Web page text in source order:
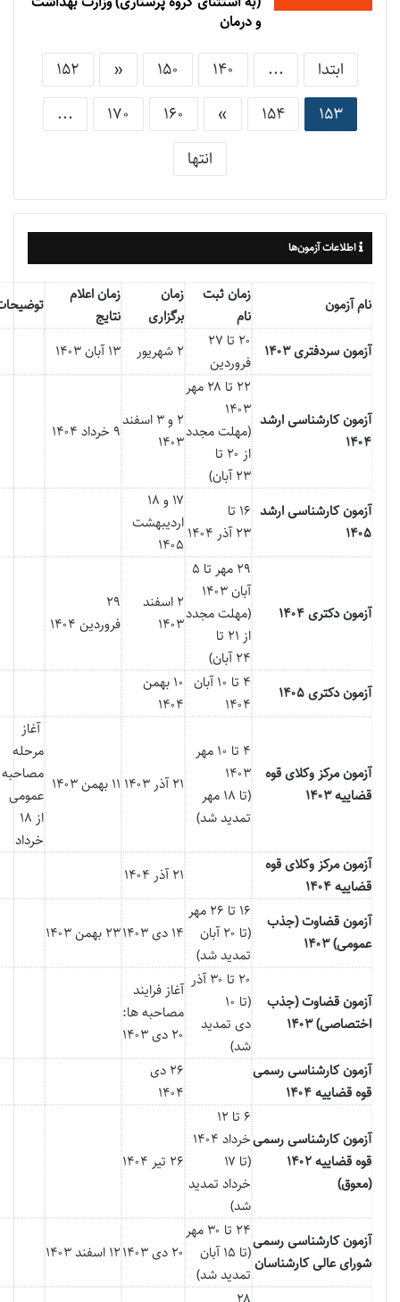
و درمان
ابتدا ...
140
150
«
152
153
154
»
160
170
...
انتها
اطلاعات آزمون‌ها
نام آزمون
زمان ثبت
نام
زمان
برگزاری
زمان اعلام
نتایج
آزمون سردفتری ۱۴۰۳
۲۰ تا ۲۷
فروردین
۲ شهریور ۱۳ آبان ۱۴۰۳
آزمون کارشناسی ارشد
۱۴۰۴
۲۲ تا ۲۸ مهر
۱۴۰۳
(مهلت مجدد
از ۲۰ تا
۲۳ آبان)
۲ و ۳ اسفند
۱۴۰۳
۹ خرداد ۱۴۰۴
آزمون کارشناسی ارشد
۱۴۰۵
۱۶ تا
۲۳ آذر ۱۴۰۴
۱۷ و ۱۸
اردیبهشت
۱۴۰۵
آزمون دکتری ۱۴۰۴
۲۹ مهر تا ۵
آبان ۱۴۰۳
(مهلت مجدد
از ۲۱ تا
۲۴ آبان)
۲ اسفند
۱۴۰۳
۲۹
فروردین ۱۴۰۴
آزمون دکتری ۱۴۰۵
۴ تا ۱۰ آبان
۱۴۰۴
۱۰ بهمن
۱۴۰۴
آزمون مرکز وکلای قوه
قضاییه ۱۴۰۳
۴ تا ۱۰ مهر
۱۴۰۳
(تا ۱۸ مهر
تمدید شد)
۲۱ آذر ۱۴۰۳ ۱۱ بهمن ۱۴۰۳
آغاز
مرحله
مصاحبه
عمومی
از ۱۸
خرداد
آزمون مرکز وکلای قوه
قضاییه ۱۴۰۴
۲۱ آذر ۱۴۰۴
آزمون قضاوت (جذب
عمومی) ۱۴۰۳
۱۶ تا ۲۶ مهر
(تا ۲۰ آبان
تمدید شد)
۱۴ دی ۱۴۰۳ ۲۳ بهمن ۱۴۰۳
آزمون قضاوت (جذب
اختصاصی) ۱۴۰۳
۲۰ تا ۳۰ آذر
(تا ۱۰
دی تمدید
شد)
آغاز فرایند
مصاحبه ها:
۲۰ دی ۱۴۰۳
آزمونکارشناسیرسمی
قوه قضاییه ۱۴۰۴
۲۶ دی
۱۴۰۴
آزمون کارشناسی رسمی
قوه قضاییه ۱۴۰۲
(معوق)
۶ تا ۱۲
خرداد ۱۴۰۴
(تا ۱۷
خرداد تمدید
شد)
۲۶ تیر ۱۴۰۴
آزمون کارشناسی رسمی
شورای عالی کارشناسان
۲۴ تا ۳۰ مهر
(تا ۱۵ آبان
تمدید شد)
۲۰ دی ۱۴۰۳ ۱۲ اسفند ۱۴۰۳